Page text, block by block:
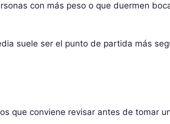
con más peso o que duermen
suele ser el punto de partida más
que conviene revisar antes de tomar